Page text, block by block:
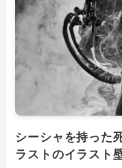
シーシャを持った
ラストのイラスト